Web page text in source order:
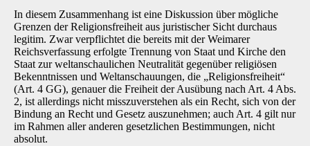
In diesem Zusammenhang ist eine Diskussion über mögliche
Grenzen der Religionsfreiheit aus juristischer Sicht durchaus
legitim. Zwar verpflichtet die bereits mit der Weimarer
Reichsverfassung erfolgte Trennung von Staat und Kirche den
Staat zur weltanschaulichen Neutralität gegenüber religiösen
Bekenntnissen und Weltanschauungen, die „Religionsfreiheit“
(Art. 4 GG), genauer die Freiheit der Ausübung nach Art. 4 Abs.
2, ist allerdings nicht misszuverstehen als ein Recht, sich von der
Bindung an Recht und Gesetz auszunehmen; auch Art. 4 gilt nur
im Rahmen aller anderen gesetzlichen Bestimmungen, nicht
absolut.